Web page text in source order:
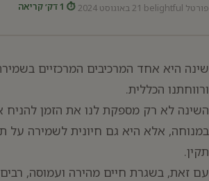
פורטל belightful 21 באוגוסט 2024 ⏱ 1 דק׳ קריאה
שינה היא אחד המרכיבים המרכזיים
ורווחתנו הכללית.
השינה לא רק מספקת לנו את הזמן להניח
במנוחה, אלא היא גם חיונית לשמירה על
תקין.
עם זאת, בשגרת חיים מהירה ועמוסה,